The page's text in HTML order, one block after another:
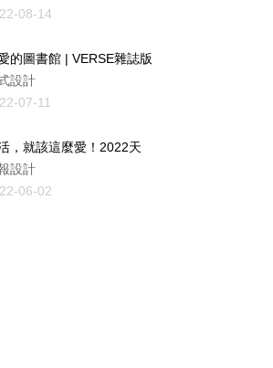
08-14
的圖書館 | VERSE雜誌版
設計
07-11
，就該這麼愛！2022天
設計
06-02